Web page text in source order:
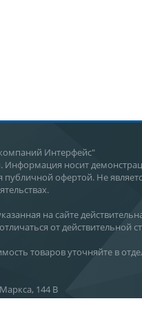
Интерфейс"
Информация носит
публичной офертой. Не
на сайте
от действительной
товаров уточняйте в
144 В